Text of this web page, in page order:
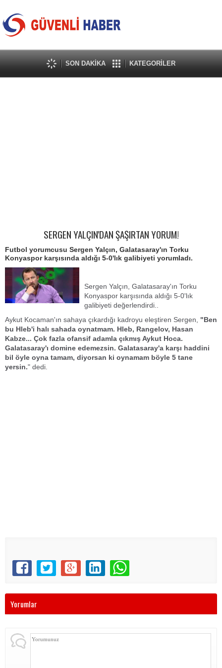
SON DAKİKA KATEGORİLER
SERGEN YALÇIN'DAN ŞAŞIRTAN YORUM!
Futbol yorumcusu Sergen Yalçın, Galatasaray'ın Torku
Konyaspor karşısında aldığı 5-0'lık galibiyeti yorumladı.
Sergen Yalçın, Galatasaray'ın Torku
Konyaspor karşısında aldığı 5-0'lık
galibiyeti değerlendirdi..
Aykut Kocaman'ın sahaya çıkardığı kadroyu eleştiren Sergen, "Ben
bu Hleb'i halı sahada oynatmam. Hleb, Rangelov, Hasan
Kabze... Çok fazla ofansif adamla çıkmış Aykut Hoca.
Galatasaray'ı domine edemezsin. Galatasaray'a karşı haddini
bil öyle oyna tamam, diyorsan ki oynamam böyle 5 tane
yersin." dedi.
Yorumlar